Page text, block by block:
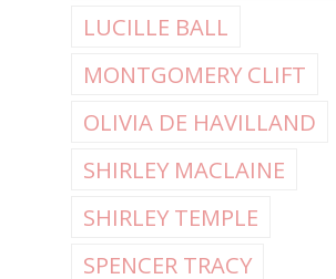
LUCILLE BALL
MONTGOMERY CLIFT
OLIVIA DE HAVILLAND
SHIRLEY MACLAINE
SHIRLEY TEMPLE
SPENCER TRACY